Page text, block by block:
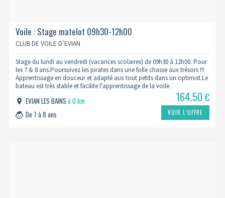
Voile : Stage matelot 09h30-12h00
CLUB DE VOILE D’EVIAN
Stage du lundi au vendredi (vacances scolaires) de 09h30 à 12h00. Pour
les 7 & 8 ans.Poursuivez les pirates dans une folle chasse aux trésors !!!
Apprentissage en douceur et adapté aux tout petits dans un optimist.Le
bateau est très stable et facilite l'apprentissage de la voile.
EVIAN LES BAINSà 0 km
De 7 à 8 ans
164.50€
VOIR L’OFFRE